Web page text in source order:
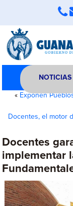
NOTICIAS
« Exponen
Docentes, el motor
Docentes
implementar